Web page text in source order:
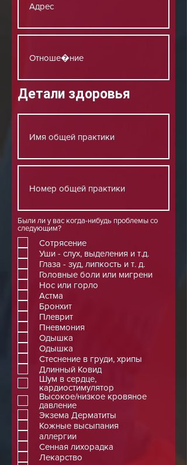
Детали здоровья
Были ли у вас когда-нибудь проблемы со
следующим?
Сотрясение
Уши - слух, выделения и т.д.
Глаза - зуд, липкость и т. д.
Головные боли или мигрени
Нос или горло
Астма
Бронхит
Плеврит
Пневмония
Одышка
Одышка
Стеснение в груди, хрипы
Длинный Ковид
Шум в сердце,
кардиостимулятор
Высокое/низкое кровяное
давление
Экзема Дерматиты
Кожные высыпания
аллергии
Сенная лихорадка
Лекарство